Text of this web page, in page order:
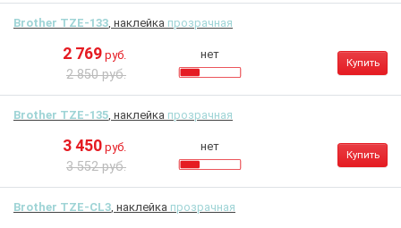
Brother TZE-133, наклейка прозрачная
2 769 руб.
2 850 руб.
нет
Купить
Brother TZE-135, наклейка прозрачная
3 450 руб.
3 552 руб.
нет
Купить
Brother TZE-CL3, наклейка прозрачная